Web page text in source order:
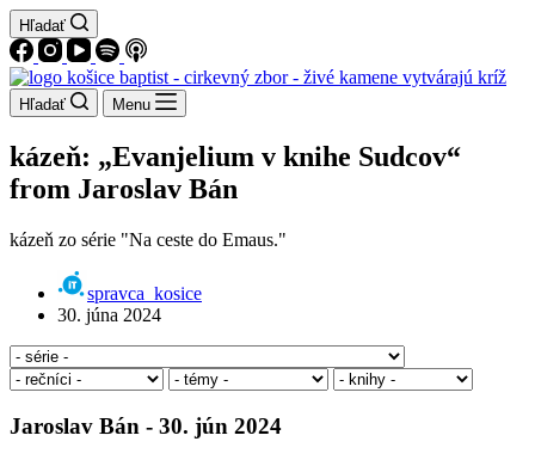
Hľadať
Hľadať Menu
kázeň: „Evanjelium v knihe Sudcov“
from Jaroslav Bán
kázeň zo série "Na ceste do Emaus."
spravca_kosice
30. júna 2024
Jaroslav Bán - 30. jún 2024